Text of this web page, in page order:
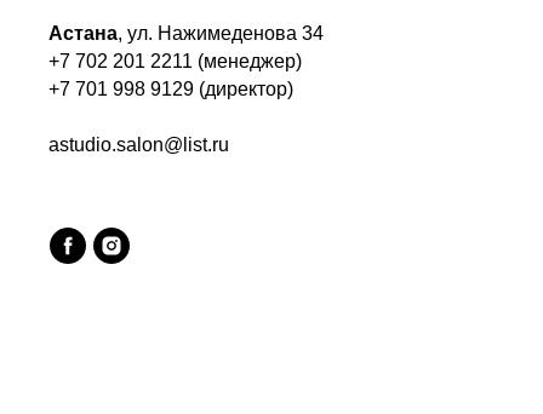
Астана, ул. Нажимеденова 34
+7 702 201 2211 (менеджер)
+7 701 998 9129 (директор)
astudio.salon@list.ru